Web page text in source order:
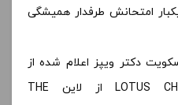
امتحانش طرفدار همیشگی
دکتر ویپز اعلام شده از
LOTUS CHEESECAKE از لاین THE